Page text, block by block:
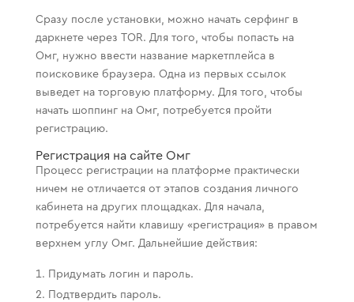
Сразу после установки, можно начать серфинг в
даркнете через TOR. Для того, чтобы попасть на
Омг, нужно ввести название маркетплейса в
поисковике браузера. Одна из первых ссылок
выведет на торговую платформу. Для того, чтобы
начать шоппинг на Омг, потребуется пройти
регистрацию.
Регистрация на сайте Омг
Процесс регистрации на платформе практически
ничем не отличается от этапов создания личного
кабинета на других площадках. Для начала,
потребуется найти клавишу «регистрация» в правом
верхнем углу Омг. Дальнейшие действия:
Придумать логин и пароль.
Подтвердить пароль.